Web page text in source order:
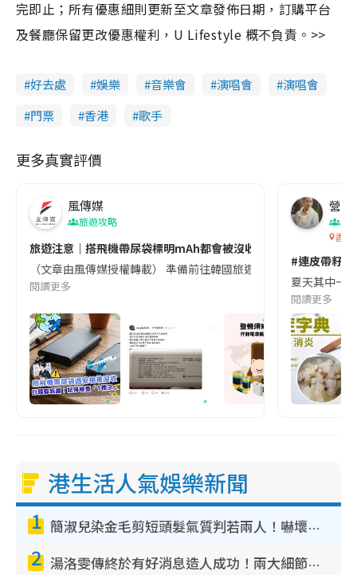
完即止；所有優惠細則更新至文章發佈日期，訂購平台
及餐廳保留更改優惠權利，U Lifestyle 概不負責。>>
好去處 娛樂 音樂會 演唱會
演唱會
門票
香港 歌手
更多真實評價
風傳媒
旅遊攻略
旅遊注意｜搭飛機帶尿袋標明mAh都會被沒收😱出發前切記檢查
（文章由風傳媒授權轉載） 準備前往韓國旅遊的民眾，近期要
閱讀更多
營養
香港
#連皮帶籽
夏天其中一
閱讀更多
港生活人氣娛樂新聞
1 簡淑兒染金毛剪短頭髮氣質判若兩人！嚇壞老公麥大力都認唔出：「你做咩事？」
2 湯洛雯傳終於有好消息造人成功！兩大細節曝孕味極濃惹猜測：大肚婆先會咁！